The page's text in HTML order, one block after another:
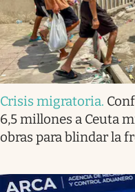
Crisis migratoria.
6,5 millones a Ceuta
obras para blindar la